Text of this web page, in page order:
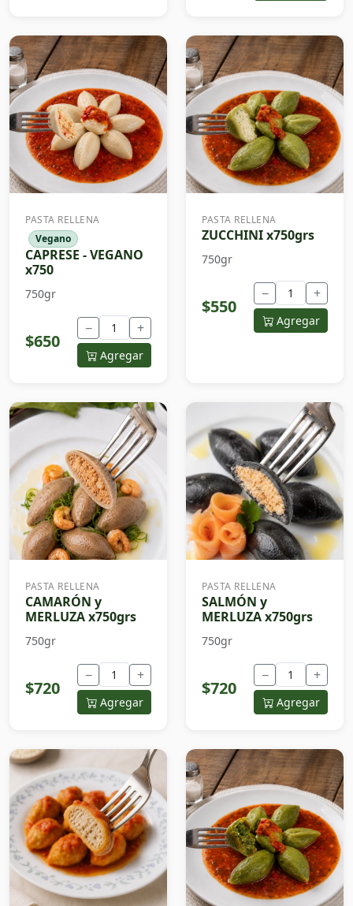
PASTA RELLENA
Vegano
CAPRESE - VEGANO
x750
750gr
$650
− +
Agregar
PASTA RELLENA
ZUCCHINI x750grs
750gr
$550
− +
Agregar
PASTA RELLENA
CAMARÓN y
MERLUZA x750grs
750gr
$720
− +
Agregar
PASTA RELLENA
SALMÓN y
MERLUZA x750grs
750gr
$720
− +
Agregar